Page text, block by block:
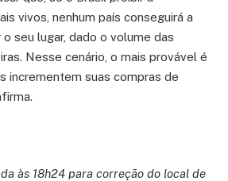
vivos, nenhum país conseguirá a
seu lugar, dado o volume das
Nesse cenário, o mais provável é
incrementem suas compras de
às 18h24 para correção do local de